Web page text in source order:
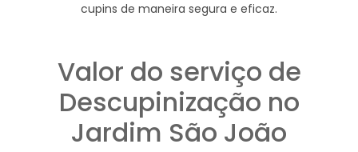
cupins de maneira segura e eficaz.
Valor do serviço de
Descupinização no
Jardim São João